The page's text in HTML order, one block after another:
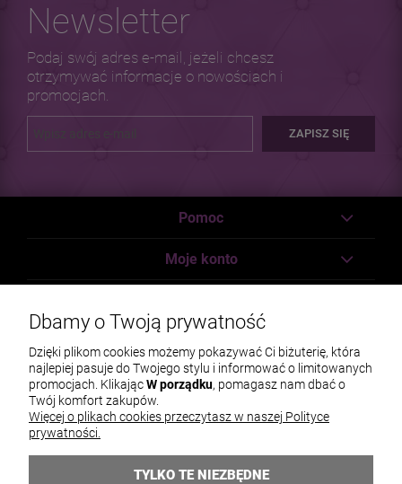
Newsletter
Podaj swój adres e-mail, jeżeli chcesz
otrzymywać informacje o nowościach i
promocjach.
ZAPISZ SIĘ
Pomoc
Moje konto
O nas
Dbamy o Twoją prywatność
Dzięki plikom cookies możemy pokazywać Ci biżuterię, która
najlepiej pasuje do Twojego stylu i informować o limitowanych
promocjach. KlikającW porządku, pomagasz nam dbać o
Twój komfort zakupów.
Więcej o plikach cookies przeczytasz w naszej Polityce
prywatności.
TYLKO TE NIEZBĘDNE